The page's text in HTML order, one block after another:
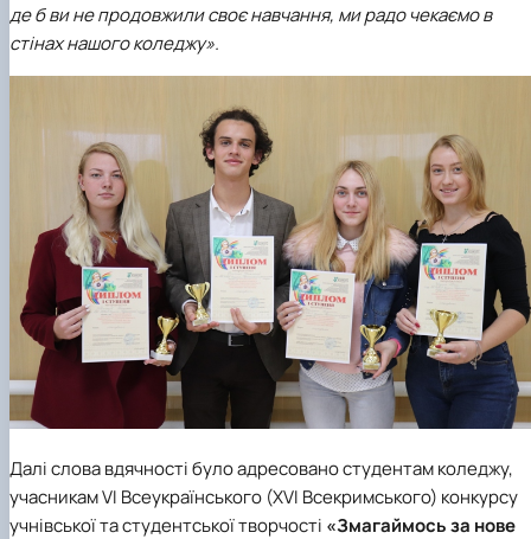
де б ви не продовжили своє навчання, ми радо чекаємо в
стінах нашого коледжу».
Далі слова вдячності було адресовано студентам коледжу,
учасникам VI Всеукраїнського (XVI Всекримського) конкурсу
учнівської та студентської творчості «Змагаймось за нове